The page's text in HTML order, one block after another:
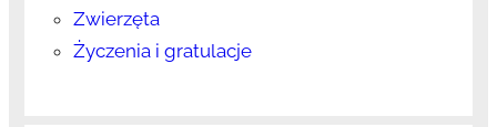
Zwierzęta
Życzenia i gratulacje